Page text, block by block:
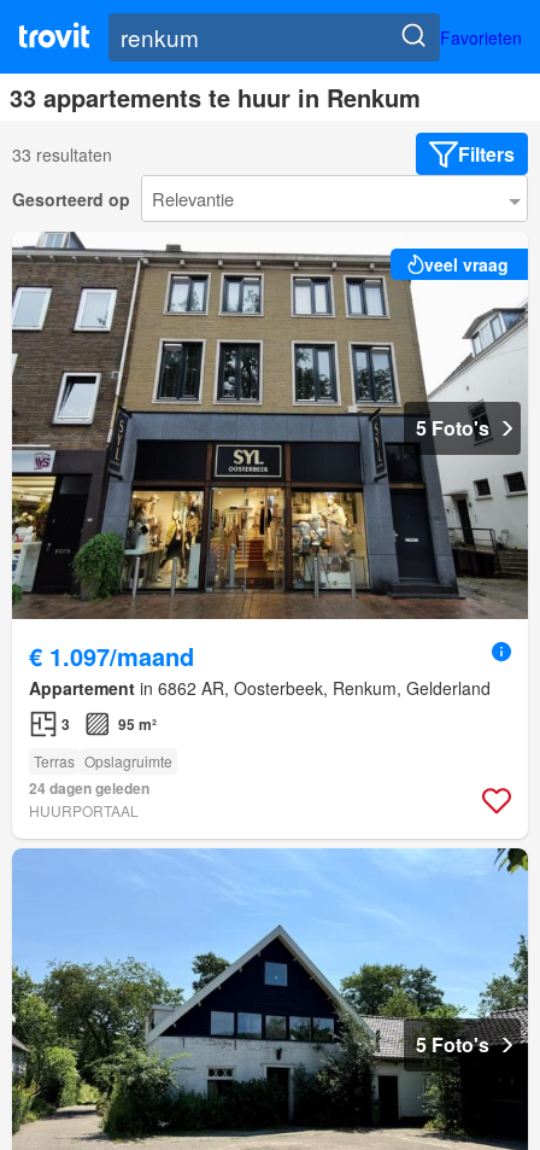
Favorieten
33 appartements te huur in Renkum
33 resultaten Filters
Gesorteerd op
veel vraag
5 Foto's
€ 1.097/maand
Appartement in 6862 AR, Oosterbeek, Renkum, Gelderland
3 95 m²
Terras Opslagruimte
24 dagen geleden
HUURPORTAAL
5 Foto's